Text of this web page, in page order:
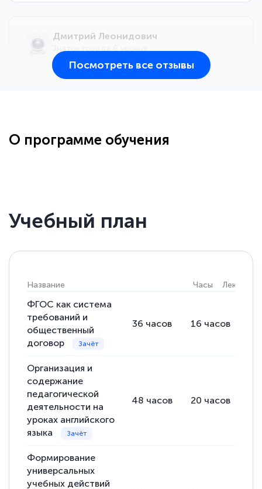
Дмитрий Леонидович
большое количество методических
Выражаю благодарность за курс
повышения квалификации "Эксперт ЕГЭ по
русскому языку и литературе". Много
полезных материалов помогли
книги, методические рекомендации,
статьи. Времени на подготовку
достаточно. Курс помогает пройти
аттестацию в школе. Спасибо!
Евгения Коротких
Посмотреть все отзывы
О программе обучения
Учебный план
Название Часы Лекции
ФГОС как система
требований и
общественный
договор
36 часов 16 часов
Организация и
содержание
педагогической
деятельности на
уроках английского
языка
48 часов 20 часов
Формирование
универсальных
учебных действий